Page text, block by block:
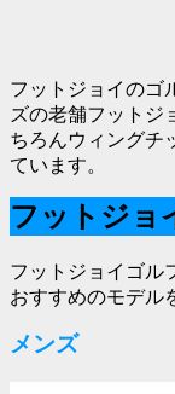
フットジョイのゴ
ズの老舗フットジ
ちろんウィングチ
ています。
フットジョ
フットジョイゴル
おすすめのモデル
メンズ